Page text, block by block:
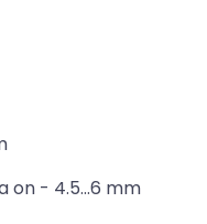
olevat vaihtoehdot
on- 4.5...6 mm